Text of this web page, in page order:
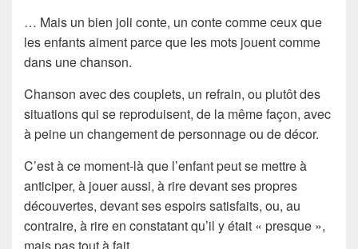
… Mais un bien joli conte, un conte comme ceux que
les enfants aiment parce que les mots jouent comme
dans une chanson.
Chanson avec des couplets, un refrain, ou plutôt des
situations qui se reproduisent, de la même façon, avec
à peine un changement de personnage ou de décor.
C’est à ce moment-là que l’enfant peut se mettre à
anticiper, à jouer aussi, à rire devant ses propres
découvertes, devant ses espoirs satisfaits, ou, au
contraire, à rire en constatant qu’il y était « presque »,
mais pas tout à fait.